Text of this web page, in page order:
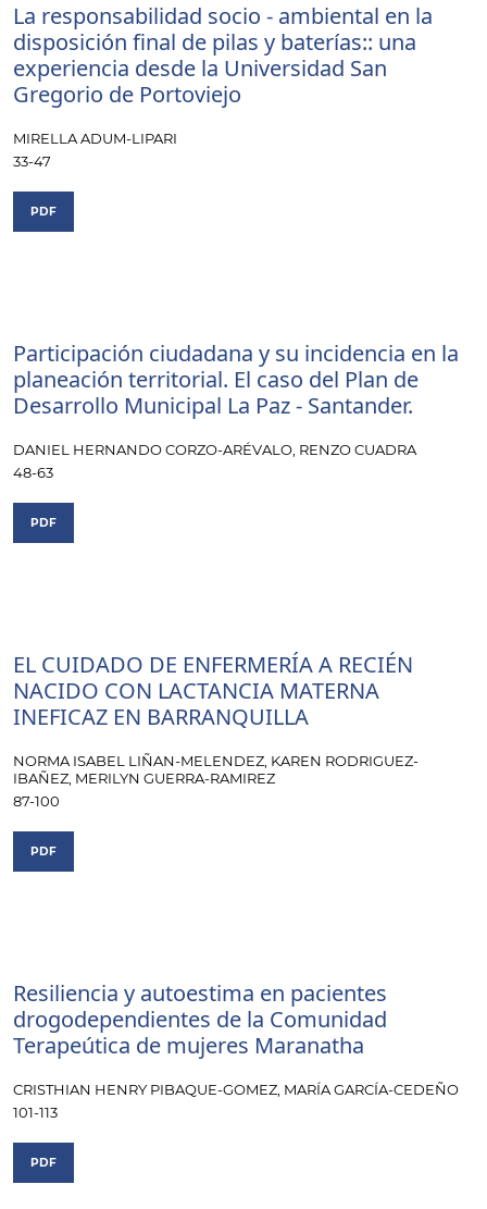
La responsabilidad socio - ambiental en la
disposición final de pilas y baterías:: una
experiencia desde la Universidad San
Gregorio de Portoviejo
MIRELLA ADUM-LIPARI
33-47
PDF
Participación ciudadana y su incidencia en la
planeación territorial. El caso del Plan de
Desarrollo Municipal La Paz - Santander.
DANIEL HERNANDO CORZO-ARÉVALO, RENZO CUADRA
48-63
PDF
EL CUIDADO DE ENFERMERÍA A RECIÉN
NACIDO CON LACTANCIA MATERNA
INEFICAZ EN BARRANQUILLA
NORMA ISABEL LIÑAN-MELENDEZ, KAREN RODRIGUEZ-
IBAÑEZ, MERILYN GUERRA-RAMIREZ
87-100
PDF
Resiliencia y autoestima en pacientes
drogodependientes de la Comunidad
Terapeútica de mujeres Maranatha
CRISTHIAN HENRY PIBAQUE-GOMEZ, MARÍA GARCÍA-CEDEÑO
101-113
PDF